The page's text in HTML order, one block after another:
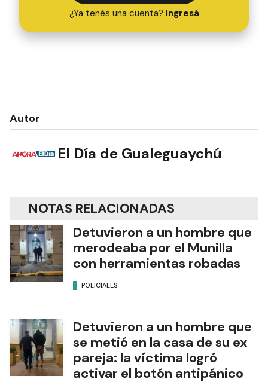
¿Ya tenés una cuenta? Ingresá
Autor
El Día de Gualeguaychú
NOTAS RELACIONADAS
Detuvieron a un hombre que
merodeaba por el Munilla
con herramientas robadas
POLICIALES
Detuvieron a un hombre que
se metió en la casa de su ex
pareja: la víctima logró
activar el botón antipánico